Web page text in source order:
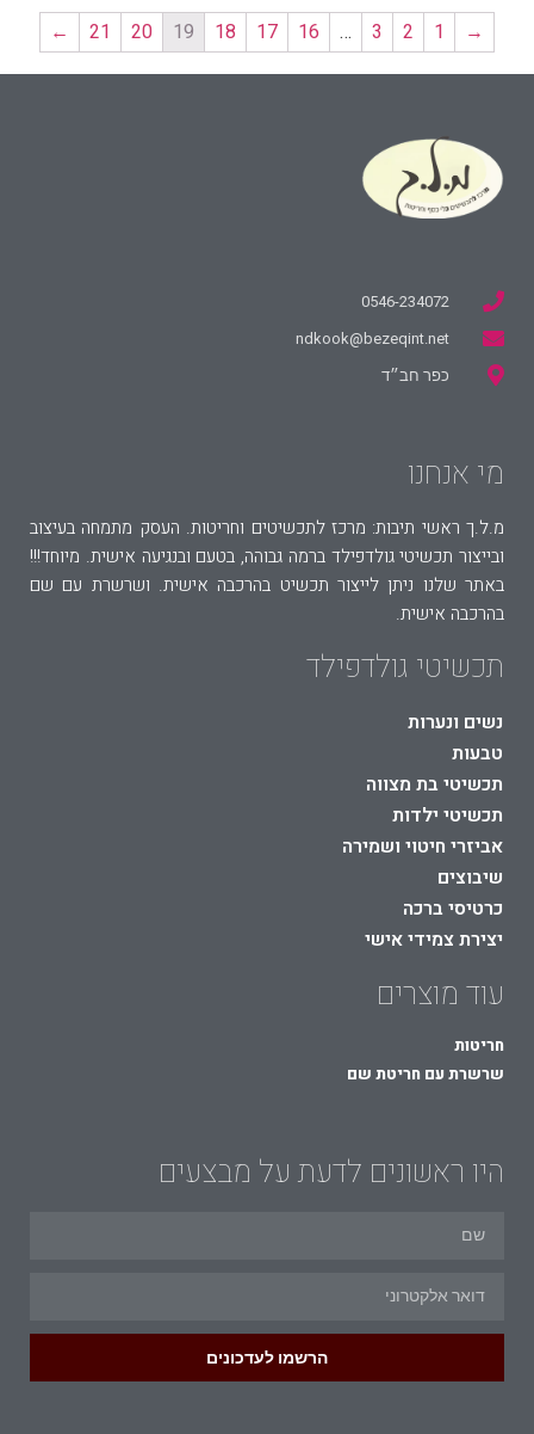
→
1
2
3
…
16
17
18
19
20
21
←
0546-234072
ndkook@bezeqint.net
כפר חב״ד
מי אנחנו
מ.ל.ך ראשי תיבות: מרכז לתכשיטים וחריטות. העסק מתמחה בעיצוב
ובייצור תכשיטי גולדפילד ברמה גבוהה, בטעם ובנגיעה אישית. מיוחד!!!
באתר שלנו ניתן לייצור תכשיט בהרכבה אישית. ושרשרת עם שם
בהרכבה אישית.
תכשיטי גולדפילד
נשים ונערות
טבעות
תכשיטי בת מצווה
תכשיטי ילדות
אביזרי חיטוי ושמירה
שיבוצים
כרטיסי ברכה
יצירת צמידי אישי
עוד מוצרים
חריטות
שרשרת עם חריטת שם
היו ראשונים לדעת על מבצעים
הרשמו לעדכונים